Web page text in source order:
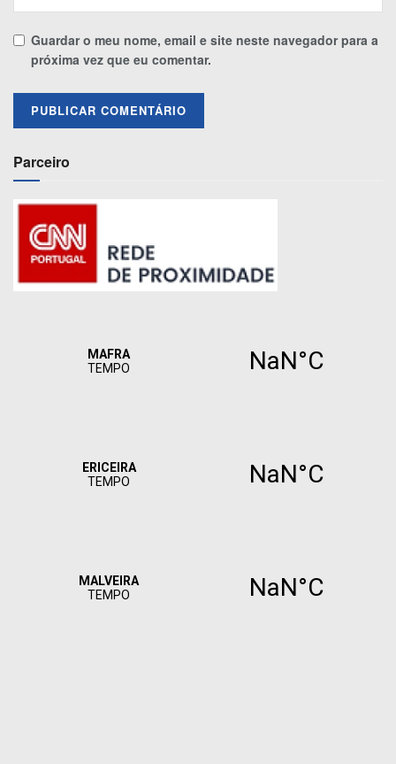
Guardar o meu nome, email e site neste navegador para a
próxima vez que eu comentar.
Parceiro